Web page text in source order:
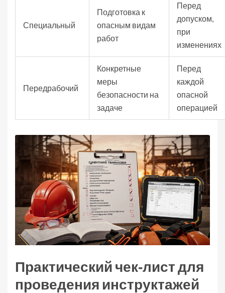
Специальный
Подготовка к
опасным видам
работ
Перед
допуском,
при
изменениях
Передрабочий
Конкретные
меры
безопасности на
задаче
Перед
каждой
опасной
операцией
Практический чек‑лист для
проведения инструктажей